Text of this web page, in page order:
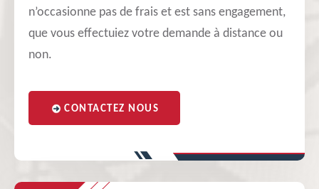
n’occasionne pas de frais et est sans engagement,
que vous effectuiez votre demande à distance ou
non.
CONTACTEZ NOUS